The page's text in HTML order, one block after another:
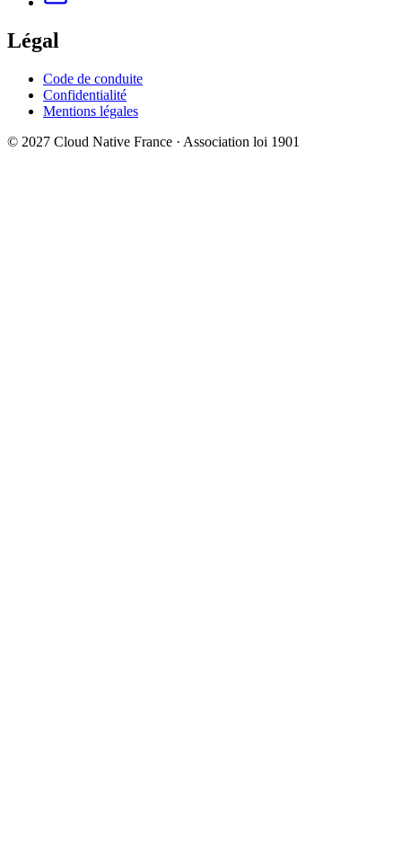
Légal
Code de conduite
Confidentialité
Mentions légales
© 2027 Cloud Native France · Association loi 1901